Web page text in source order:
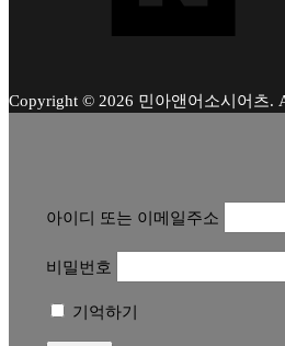
Copyright © 2026 민아앤어소시어츠.
아이디 또는 이메일주소
비밀번호
기억하기